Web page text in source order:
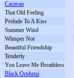
Caravan
That Old Feeling
Prelude To A Kiss
Summer Wind
Whisper Not
Beautiful Friendship
Tenderly
You Leave Me Breathless
Black Orpheus